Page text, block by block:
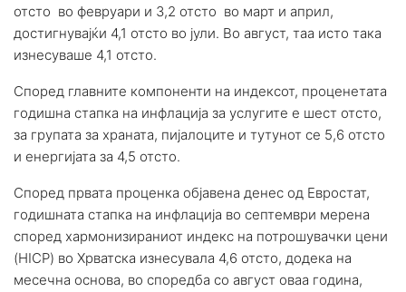
отсто во февруари и 3,2 отсто во март и април,
достигнувајќи 4,1 отсто во јули. Во август, таа исто така
изнесуваше 4,1 отсто.
Според главните компоненти на индексот, проценетата
годишна стапка на инфлација за услугите е шест отсто,
за групата за храната, пијалоците и тутунот се 5,6 отсто
и енергијата за 4,5 отсто.
Според првата проценка објавена денес од Евростат,
годишната стапка на инфлација во септември мерена
според хармонизираниот индекс на потрошувачки цени
(HICP) во Хрватска изнесувала 4,6 отсто, додека на
месечна основа, во споредба со август оваа година,